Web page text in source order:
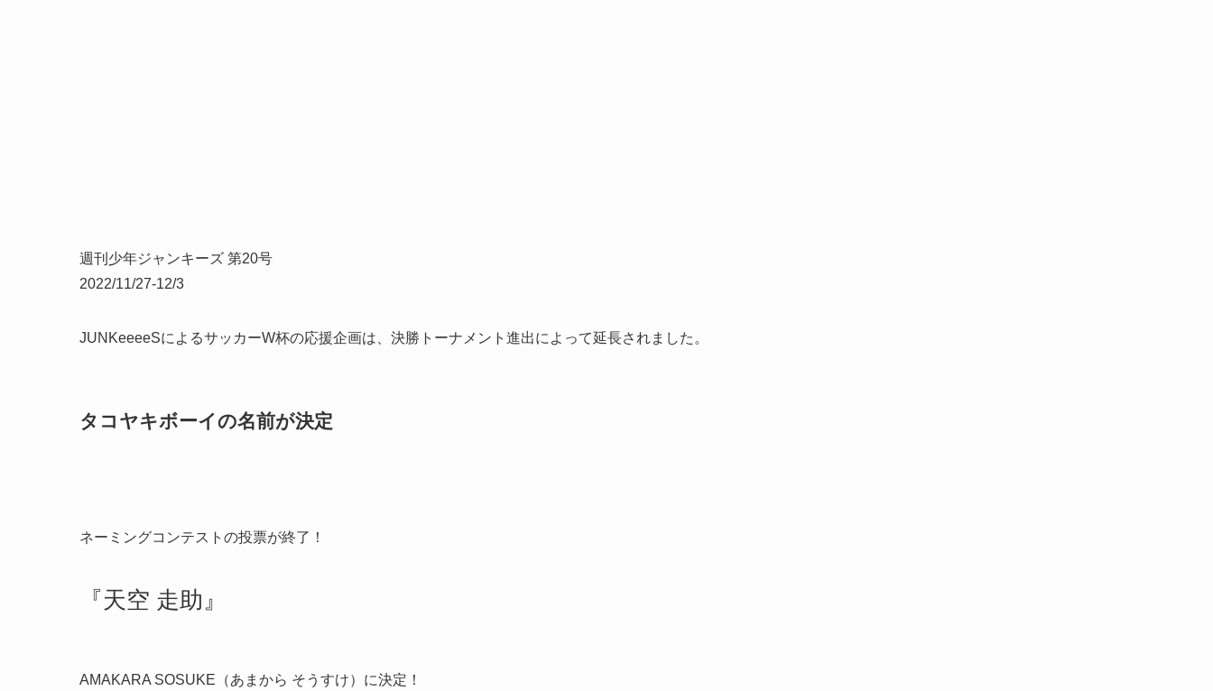
週刊少年ジャンキーズ 第20号
2022/11/27-12/3
JUNKeeeeSによるサッカーW杯の応援企画は、決勝トーナメント進出によって延長されました。
タコヤキボーイの名前が決定
ネーミングコンテストの投票が終了！
『天空 走助』
AMAKARA SOSUKE（あまから そうすけ）に決定！